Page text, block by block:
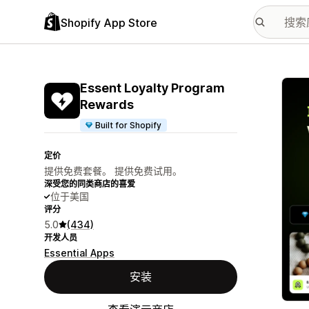
Shopify App Store
Essent Loyalty Program
Rewards
Built for Shopify
定价
提供免费套餐。 提供免费试用。
深受您的同类商店的喜爱
位于美国
评分
5.0 (434)
开发人员
Essential Apps
安装
配图